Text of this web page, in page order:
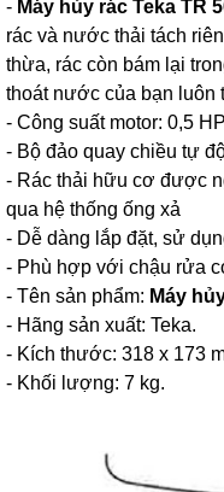
- Máy hủy rác Teka TR
rác và nước thải tách
thừa, rác còn bám lại
thoát nước của bạn luôn
- Công suất motor: 0,5 HP
- Bộ đảo quay chiều tự
- Rác thải hữu cơ được
qua hệ thống ống xả
- Dễ dàng lắp đặt, sử
- Phù hợp với chậu rửa
- Tên sản phẩm: Máy
- Hãng sản xuất: Teka.
- Kích thước: 318 x 173
- Khối lượng: 7 kg.